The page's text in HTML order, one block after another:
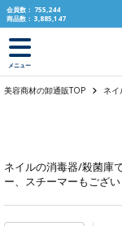
text.skipToContent
text.skipToNavigation
会員数： 755,244
商品数： 3,885,147
メニュー
美容商材の卸通販TOP ネイ
ネイルの消毒器/殺菌庫
ー、 スチーマーもござい